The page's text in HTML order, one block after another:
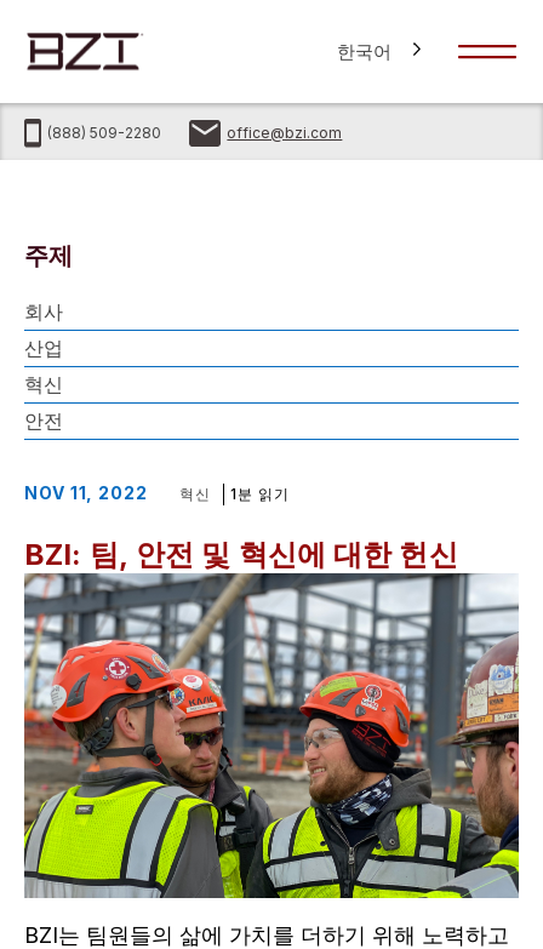
한국어
(888) 509-2280 office@bzi.com
주제
회사
산업
혁신
안전
NOV 11, 2022 혁신 1분 읽기
BZI: 팀, 안전 및 혁신에 대한 헌신
BZI는 팀원들의 삶에 가치를 더하기 위해 노력하고